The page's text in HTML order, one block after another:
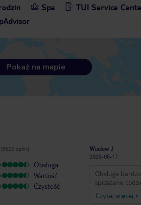
Spa
TUI Service
Pokaż na mapie
(3620 opinii)
Obsługa
Wartość
Czystość
Wacław J
2026-06-17
Obsługa
sprzątane
dla dzieci
Czytaj więcej »